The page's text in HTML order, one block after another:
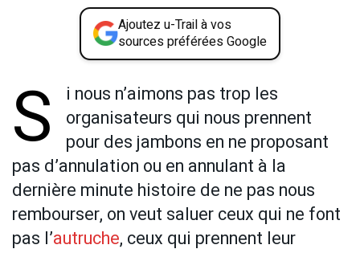
Ajoutez u-Trail à vos
sources préférées Google
S
i nous n’aimons pas trop les
organisateurs qui nous prennent
pour des jambons en ne proposant
pas d’annulation ou en annulant à la
dernière minute histoire de ne pas nous
rembourser, on veut saluer ceux qui ne font
pas l’autruche, ceux qui prennent leur